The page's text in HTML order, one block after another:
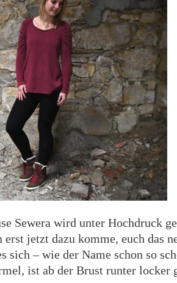
Sewera wird unter Hochdruck
jetzt dazu komme, euch das
sich – wie der Name schon so
ist ab der Brust runter locker